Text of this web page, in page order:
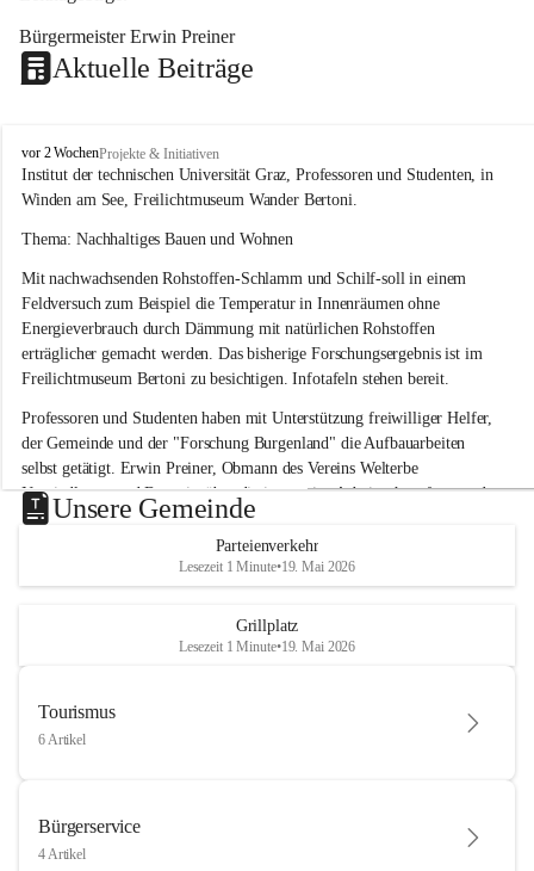
Bürgermeister Erwin Preiner
Aktuelle Beiträge
W
i
n
e
a
m
S
e
e
vor 2 WochenProjekte & Initiativen
Institut der technischen Universität Graz, Professoren und Studenten, in
Winden am See, Freilichtmuseum Wander Bertoni.
Thema: Nachhaltiges Bauen und Wohnen
Mit nachwachsenden Rohstoffen-Schlamm und Schilf-soll in einem
Feldversuch zum Beispiel die Temperatur in Innenräumen ohne
Energieverbrauch durch Dämmung mit natürlichen Rohstoffen
erträglicher gemacht werden. Das bisherige Forschungsergebnis ist im
Freilichtmuseum Bertoni zu besichtigen. Infotafeln stehen bereit.
Professoren und Studenten haben mit Unterstützung freiwilliger Helfer,
der Gemeinde und der "Forschung Burgenland" die Aufbauarbeiten
selbst getätigt. Erwin Preiner, Obmann des Vereins Welterbe
Neusiedlersee und Bgm. ist über die innovative Arbeit sehr erfreut und
hofft auf baldige praktische Anwendung der Forschungsergebnisse.
Gerade in Zeiten des Klimawandels ist jede technologische Innovation
wichtig!
Unsere Gemeinde
Parteienverkehr
Lesezeit 1 Minute•19. Mai 2026
Grillplatz
Lesezeit 1 Minute•19. Mai 2026
Tourismus
6 Artikel
Bürgerservice
4 Artikel